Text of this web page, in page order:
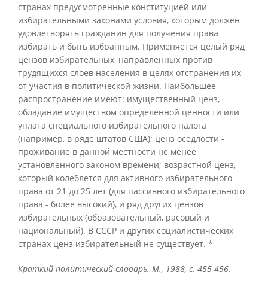
странах предусмотренные конституцией или
избирательными законами условия, которым должен
удовлетворять гражданин для получения права
избирать и быть избранным. Применяется целый ряд
цензов избирательных, направленных против
трудящихся слоев населения в целях отстранения их
от участия в политической жизни. Наибольшее
распространение имеют: имущественный ценз, -
обладание имуществом определенной ценности или
уплата специального избирательного налога
(например, в ряде штатов США); ценз оседлости -
проживание в данной местности не менее
установленного законом времени; возрастной ценз,
который колеблется для активного избирательного
права от 21 до 25 лет (для пассивного избирательного
права - более высокий), и ряд других цензов
избирательных (образовательный, расовый и
национальный). В СССР и других социалистических
странах ценз избирательный не существует. *
Краткий политический словарь. М., 1988, с. 455-456.